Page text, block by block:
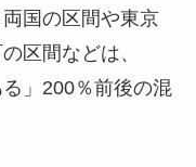
国の区間や東京
区間などは、
」200％前後の混